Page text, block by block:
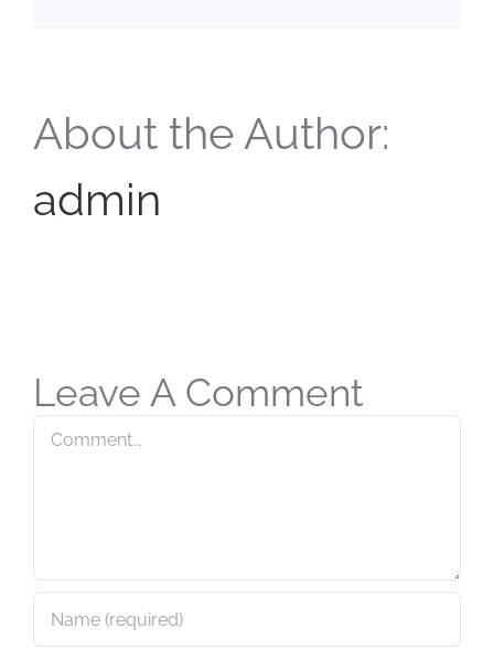
About the Author:
admin
Leave A Comment